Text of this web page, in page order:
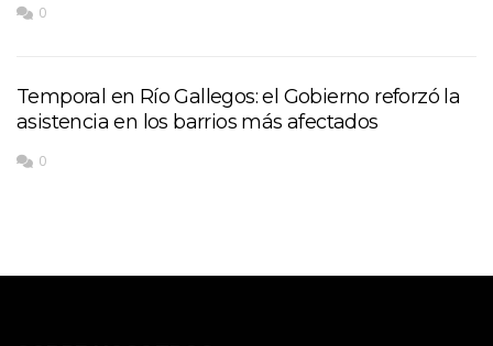
0
Temporal en Río Gallegos: el Gobierno reforzó la
asistencia en los barrios más afectados
0